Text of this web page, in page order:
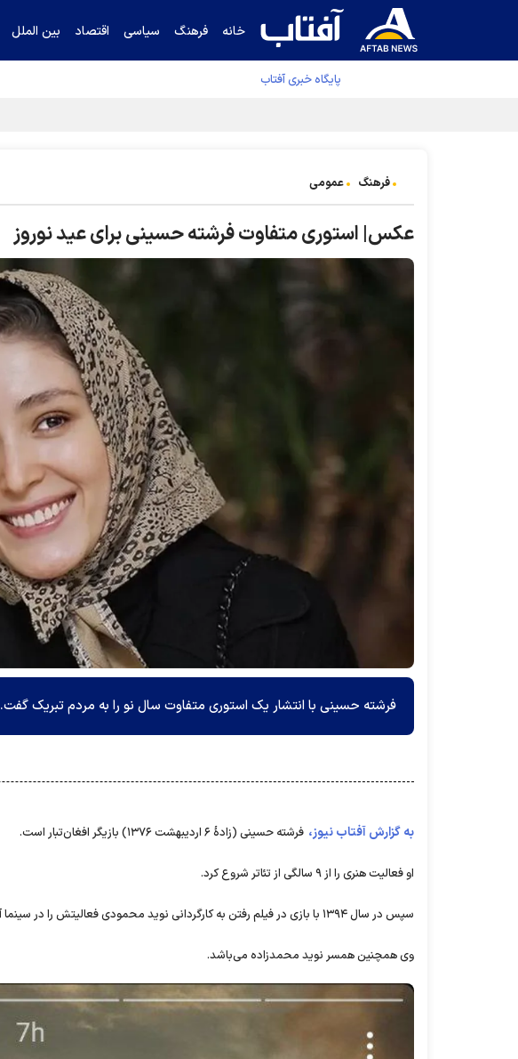
خانه فرهنگ سیاسی اقتصاد بین الملل
پایگاه خبری آفتاب
فرهنگ عمومی
عکس| استوری متفاوت فرشته حسینی برای عید نوروز
فرشته حسینی با انتشار یک استوری متفاوت سال نو را به مردم تبریک گفت.
به گزارش آفتاب نیوز، فرشته حسینی (زادهٔ ۶ اردیبهشت ۱۳۷۶) بازیگر افغان‌تبار است.
او فعالیت هنری را از ۹ سالگی از تئاتر شروع کرد.
سپس در سال ۱۳۹۴ با بازی در فیلم رفتن به کارگردانی نوید محمودی فعالیتش را در سینما آغاز کرد.
وی همچنین همسر نوید محمدزاده می‌باشد.